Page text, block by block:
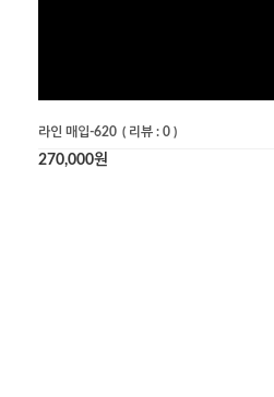
라인 매입-620 ( 리뷰 : 0 )
270,000원